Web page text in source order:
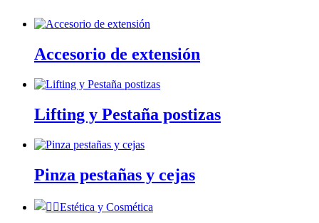
Accesorio de extensión
Lifting y Pestaña postizas
Pinza pestañas y cejas